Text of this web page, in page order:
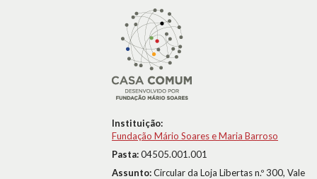
Instituição:
Fundação Mário Soares e Maria Barroso
Pasta:04505.001.001
Assunto:Circular da Loja Libertas n.º 300, Vale